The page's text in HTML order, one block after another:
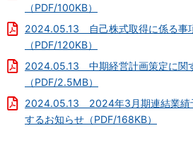
（PDF/100KB）
2024.05.13 自己株式取得に係る事
（PDF/120KB）
2024.05.13 中期経営計画策定に関
（PDF/2.5MB）
2024.05.13 2024年3月期連結業績
するお知らせ（PDF/168KB）